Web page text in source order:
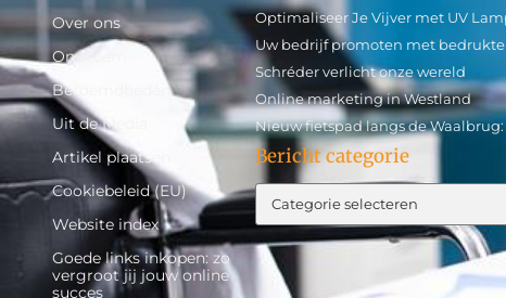
Over ons
Ons team
Beroemdheden
Uit de Media
Artikel plaatsen
Cookiebeleid (EU)
Website index
Goede links inkopen: zo
vergroot jij jouw online
succes
Optimaliseer Je Vijver met UV
Uw bedrijf promoten met bedrukte
Schréder verlicht onze wereld
Online marketing in Westland
Nieuw fietspad langs de
Bericht categorie